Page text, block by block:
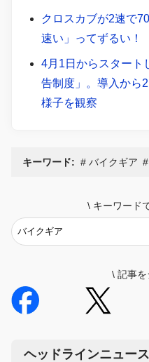
クロスカブが2速で
速い」ってずるい！
4月1日からスタート
告制度」。導入から
様子を観察
キーワード: バイクギア
\ キーワード
\ 記事を
ヘッドラインニュース